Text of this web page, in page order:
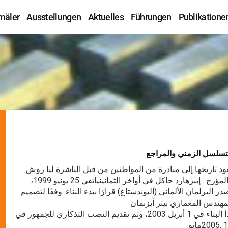
Ausstellungen Aktuelles Führungen
الزمني والمراجع
تاريخها إلى مبادرة من المواطنين من قبل الناشرة ليا روش
والمؤرخ . إيبرهارد جاكل في أواخر الثمانينياتفي 25 يونيو 1999،
البرلمان الألماني (البوندستاغ) قرارًا ببدء البناء .وفقًا لتصميم
المعماري بيتر آيزنمان
بدأ البناء في 1 أبريل 2003، وتم تقديم النصب التذكاري للجمهور في